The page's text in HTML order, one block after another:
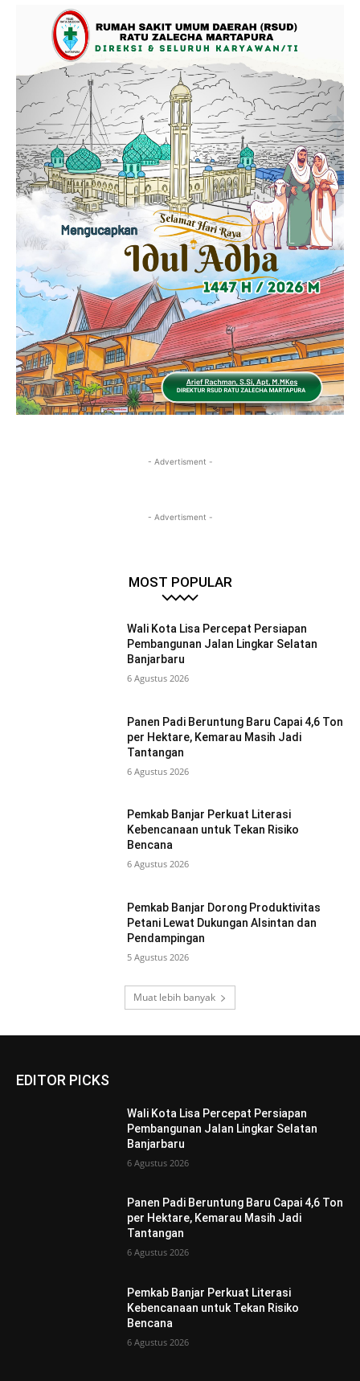
- Advertisment -
- Advertisment -
MOST POPULAR
Wali Kota Lisa Percepat Persiapan
Pembangunan Jalan Lingkar Selatan
Banjarbaru
6 Agustus 2026
Panen Padi Beruntung Baru Capai 4,6 Ton
per Hektare, Kemarau Masih Jadi
Tantangan
6 Agustus 2026
Pemkab Banjar Perkuat Literasi
Kebencanaan untuk Tekan Risiko
Bencana
6 Agustus 2026
Pemkab Banjar Dorong Produktivitas
Petani Lewat Dukungan Alsintan dan
Pendampingan
5 Agustus 2026
Muat lebih banyak
EDITOR PICKS
Wali Kota Lisa Percepat Persiapan
Pembangunan Jalan Lingkar Selatan
Banjarbaru
6 Agustus 2026
Panen Padi Beruntung Baru Capai 4,6 Ton
per Hektare, Kemarau Masih Jadi
Tantangan
6 Agustus 2026
Pemkab Banjar Perkuat Literasi
Kebencanaan untuk Tekan Risiko
Bencana
6 Agustus 2026